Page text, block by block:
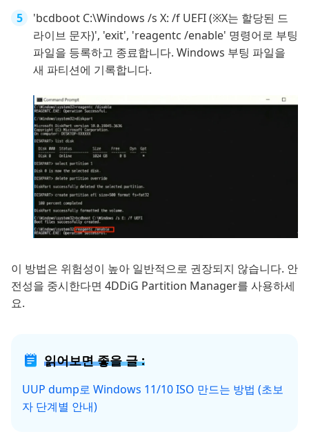
'bcdboot C:\Windows /s X: /f UEFI (※X는 할당된 드
라이브 문자)', 'exit', 'reagentc /enable' 명령어로 부팅
파일을 등록하고 종료합니다. Windows 부팅 파일을
새 파티션에 기록합니다.
이 방법은 위험성이 높아 일반적으로 권장되지 않습니다. 안
전성을 중시한다면 4DDiG Partition Manager를 사용하세
요.
읽어보면 좋을 글 :
UUP dump로 Windows 11/10 ISO 만드는 방법 (초보
자 단계별 안내)